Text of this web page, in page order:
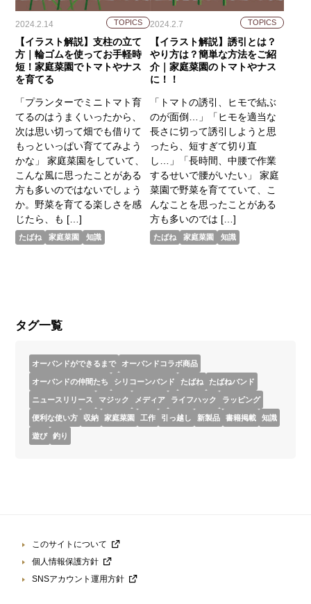
2024.2.14 TOPICS
【イラスト解説】支柱の立て
方｜輪ゴムを使ってお手軽時
短！家庭菜園でトマトやナス
を育てる
「プランターでミニトマト育
てるのはうまくいったから、
次は思い切って畑でも借りて
もっといっぱい育ててみよう
かな」 家庭菜園をしていて、
こんな風に思ったことがある
方も多いのではないでしょう
か。野菜を育てる楽しさを感
じたら、も […]
たばね 家庭菜園 知識
2024.2.7 TOPICS
【イラスト解説】誘引とは？
やり方は？簡単な方法をご紹
介｜家庭菜園のトマトやナス
に！！
「トマトの誘引、ヒモで結ぶ
のが面倒…」「ヒモを適当な
長さに切って誘引しようと思
ったら、短すぎて切り直
し…」「長時間、中腰で作業
するせいで腰がいたい」 家庭
菜園で野菜を育てていて、こ
んなことを思ったことがある
方も多いのでは […]
たばね 家庭菜園 知識
タグ一覧
オーバンドができるまで オーバンドコラボ商品
オーバンドの仲間たち シリコーンバンド たばね たばねバンド
ニュースリリース マジック メディア ライフハック ラッピング
便利な使い方 収納 家庭菜園 工作 引っ越し 新製品 書籍掲載 知識
遊び 釣り
このサイトについて
個人情報保護方針
SNSアカウント運用方針